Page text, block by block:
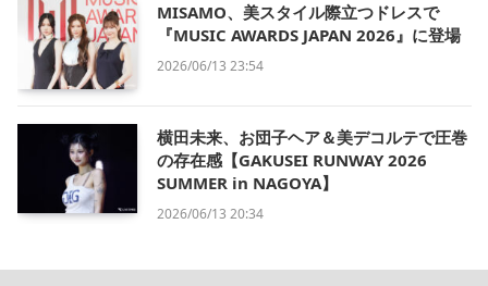
MISAMO、美スタイル際立つドレスで
『MUSIC AWARDS JAPAN 2026』に登場
2026/06/13 23:54
横田未来、お団子ヘア＆美デコルテで圧巻
の存在感【GAKUSEI RUNWAY 2026
SUMMER in NAGOYA】
2026/06/13 20:34